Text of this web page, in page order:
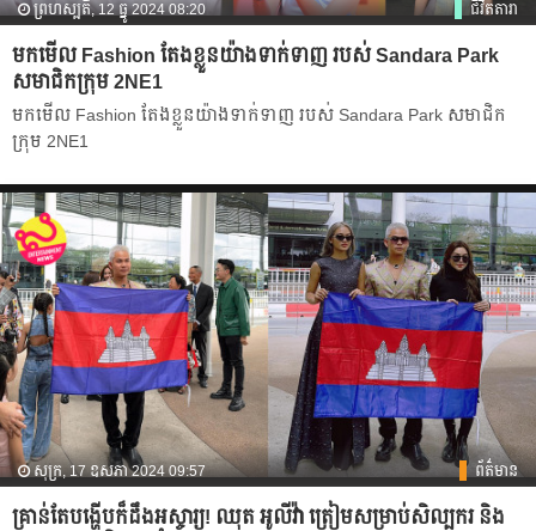
ព្រហស្បតិ៍, 12 ធ្នូ 2024 08:20 ជីវិតតារា
មកមើល Fashion តែងខ្លួនយ៉ាងទាក់ទាញ របស់ Sandara Park
សមាជិកក្រុម 2NE1
មកមើល Fashion តែងខ្លួនយ៉ាងទាក់ទាញ របស់ Sandara Park សមាជិក
ក្រុម 2NE1
សុក្រ, 17 ឧសភា 2024 09:57 ព័ត៌មាន
គ្រាន់តែបង្ហើបក៏ដឹងអស្ចារ្យ! ឈុត អូលីវ៉ា ត្រៀមសម្រាប់សិល្បករ និង